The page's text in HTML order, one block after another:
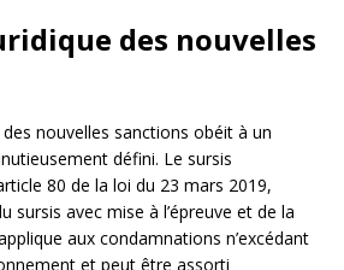
des nouvelles
nouvelles sanctions obéit à un
défini. Le sursis
80 de la loi du 23 mars 2019,
sursis avec mise à l’épreuve et de la
aux condamnations n’excédant
et peut être assorti